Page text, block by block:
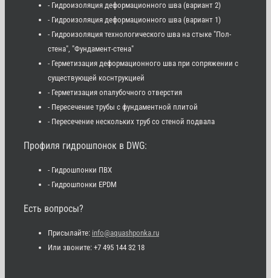
- Гидроизоляция деформационного шва (вариант 2)
- Гидроизоляция деформационного шва (вариант 1)
- Гидроизоляция технологического шва на стыке "Пол-
стена", "Фундамент-стена"
- Герметизация деформационного шва при сопряжении с
существующей коснтрукцией
- Герметизация опалубочного отверстия
- Пересечение трубы с фундаментной плитой
- Пересечение нескольких труб со стеной подвала
Профиля гидрошпонок в DWG:
- Гидрошпонки ПВХ
- Гидрошпонки EPDM
Есть вопросы?
Присылайте: info@aquashponka.ru
Или звоните: +7 495 144 32 18